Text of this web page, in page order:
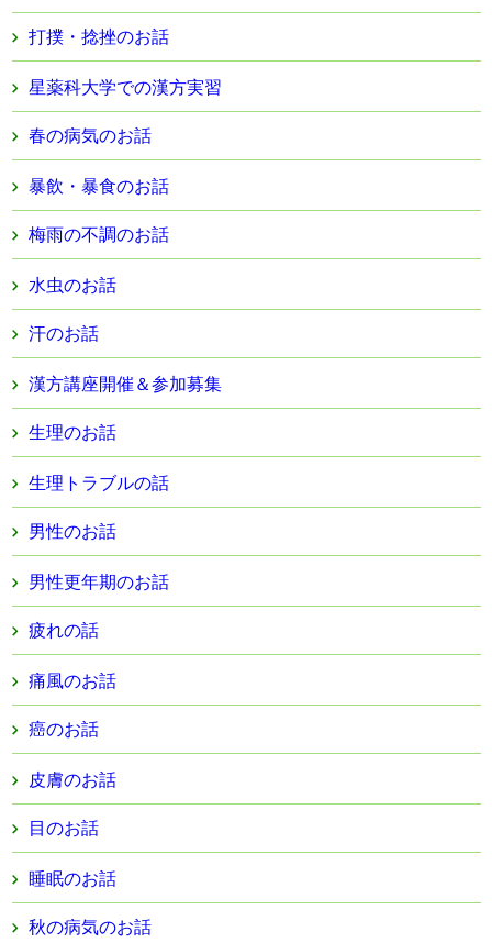
打撲・捻挫のお話
星薬科大学での漢方実習
春の病気のお話
暴飲・暴食のお話
梅雨の不調のお話
水虫のお話
汗のお話
漢方講座開催＆参加募集
生理のお話
生理トラブルの話
男性のお話
男性更年期のお話
疲れの話
痛風のお話
癌のお話
皮膚のお話
目のお話
睡眠のお話
秋の病気のお話